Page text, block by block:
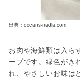
出典：oceans-nadia.com
お肉や海鮮類は入ら
ープです。緑色がき
れ、やさしいお味は